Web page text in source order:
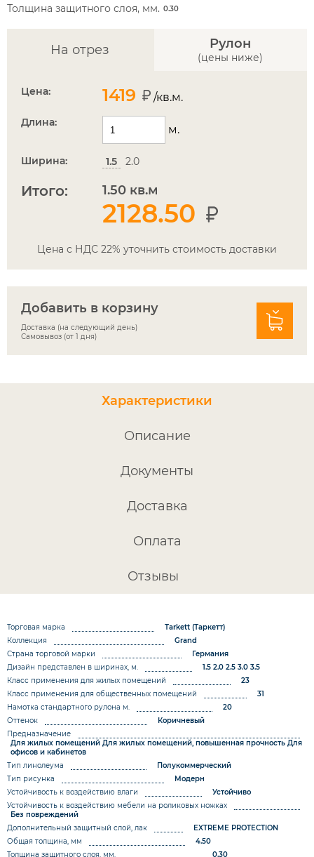
Толщина защитного слоя, мм. 0.30
На отрез Рулон
(цены ниже)
Цена: 1419 /кв.м.
Длина:
м.
Ширина: 1.5 2.0
Итого: 1.50 кв.м
2128.50
Цена с НДС 22% уточнить стоимость доставки
Добавить в корзину
Доставка (на следующий день)
Самовывоз (от 1 дня)
Характеристики
Описание
Документы
Доставка
Оплата
Отзывы
Торговая марка
Tarkett (Таркетт)
Коллекция
Grand
Страна торговой марки
Германия
Дизайн представлен в ширинах, м.
1.5 2.0 2.5 3.0 3.5
Класс применения для жилых помещений
23
Класс применения для общественных помещений
31
Намотка стандартного рулона м.
20
Оттенок
Коричневый
Предназначение
Для жилых помещений Для жилых помещений, повышенная прочность Для
офисов и кабинетов
Тип линолеума
Полукоммерческий
Тип рисунка
Модерн
Устойчивость к воздействию влаги
Устойчиво
Устойчивость к воздействию мебели на роликовых ножках
Без повреждений
Дополнительный защитный слой, лак
EXTREME PROTECTION
Общая толщина, мм
4.50
Толщина защитного слоя, мм.
0.30